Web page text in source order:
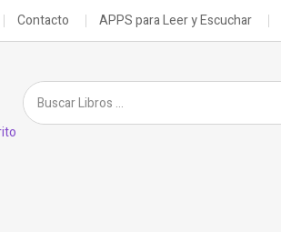
Contacto APPS para Leer y Escuchar